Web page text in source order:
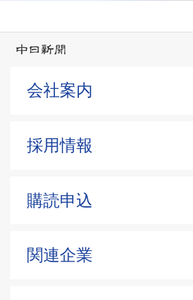
会社案内
採用情報
購読申込
関連企業